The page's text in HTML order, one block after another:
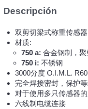
Descripción
双剪切梁式称重传感器
材质:
750 a: 合金钢制，
750 i: 不锈钢
3000分度 O.I.M.L.
完全焊接密封，保护等
对于使用多只传感器
六线制电缆连接